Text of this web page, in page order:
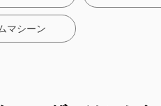
マシーン